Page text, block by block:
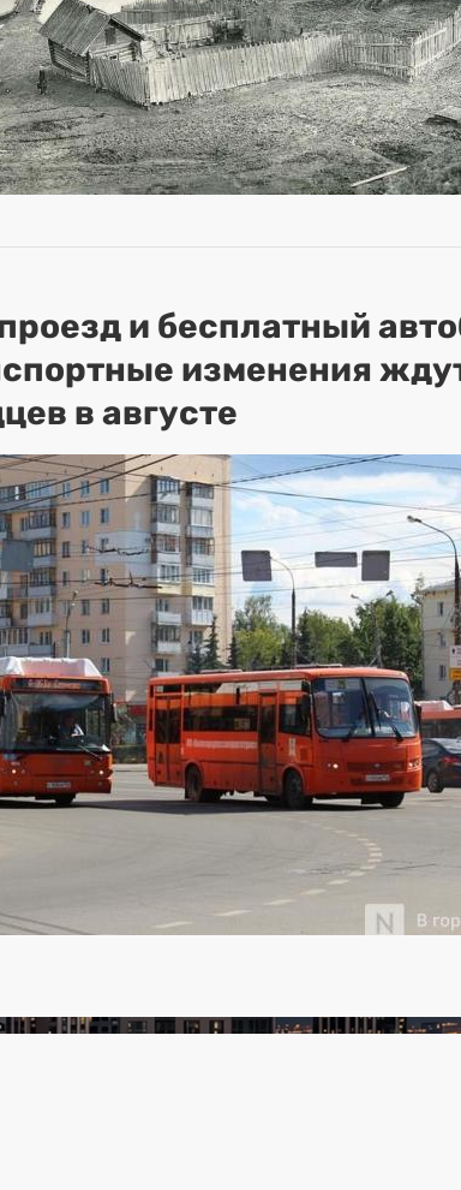
и бесплатный
изменения
в августе